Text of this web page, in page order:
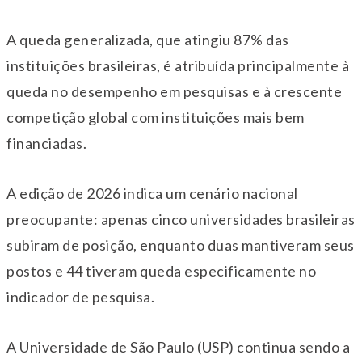
A queda generalizada, que atingiu 87% das
instituições brasileiras, é atribuída principalmente à
queda no desempenho em pesquisas e à crescente
competição global com instituições mais bem
financiadas.
A edição de 2026 indica um cenário nacional
preocupante: apenas cinco universidades brasileiras
subiram de posição, enquanto duas mantiveram seus
postos e 44 tiveram queda especificamente no
indicador de pesquisa.
A Universidade de São Paulo (USP) continua sendo a